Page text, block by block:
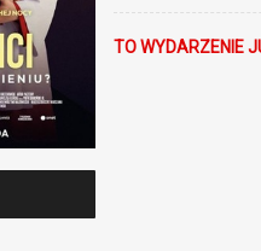
TO WYDARZENIE